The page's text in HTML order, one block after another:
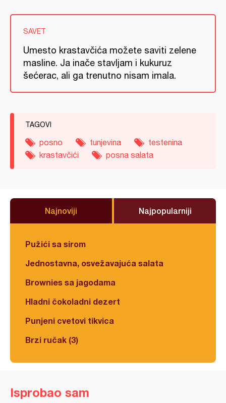
SAVET
Umesto krastavčića možete saviti zelene
masline. Ja inače stavljam i kukuruz
šećerac, ali ga trenutno nisam imala.
TAGOVI
posno tunjevina
testenina
krastavčići
posna salata
Najnoviji Najpopularniji
Pužići sa sirom
Jednostavna, osvežavajuća salata
Brownies sa jagodama
Hladni čokoladni dezert
Punjeni cvetovi tikvica
Brzi ručak (3)
Isprobao sam